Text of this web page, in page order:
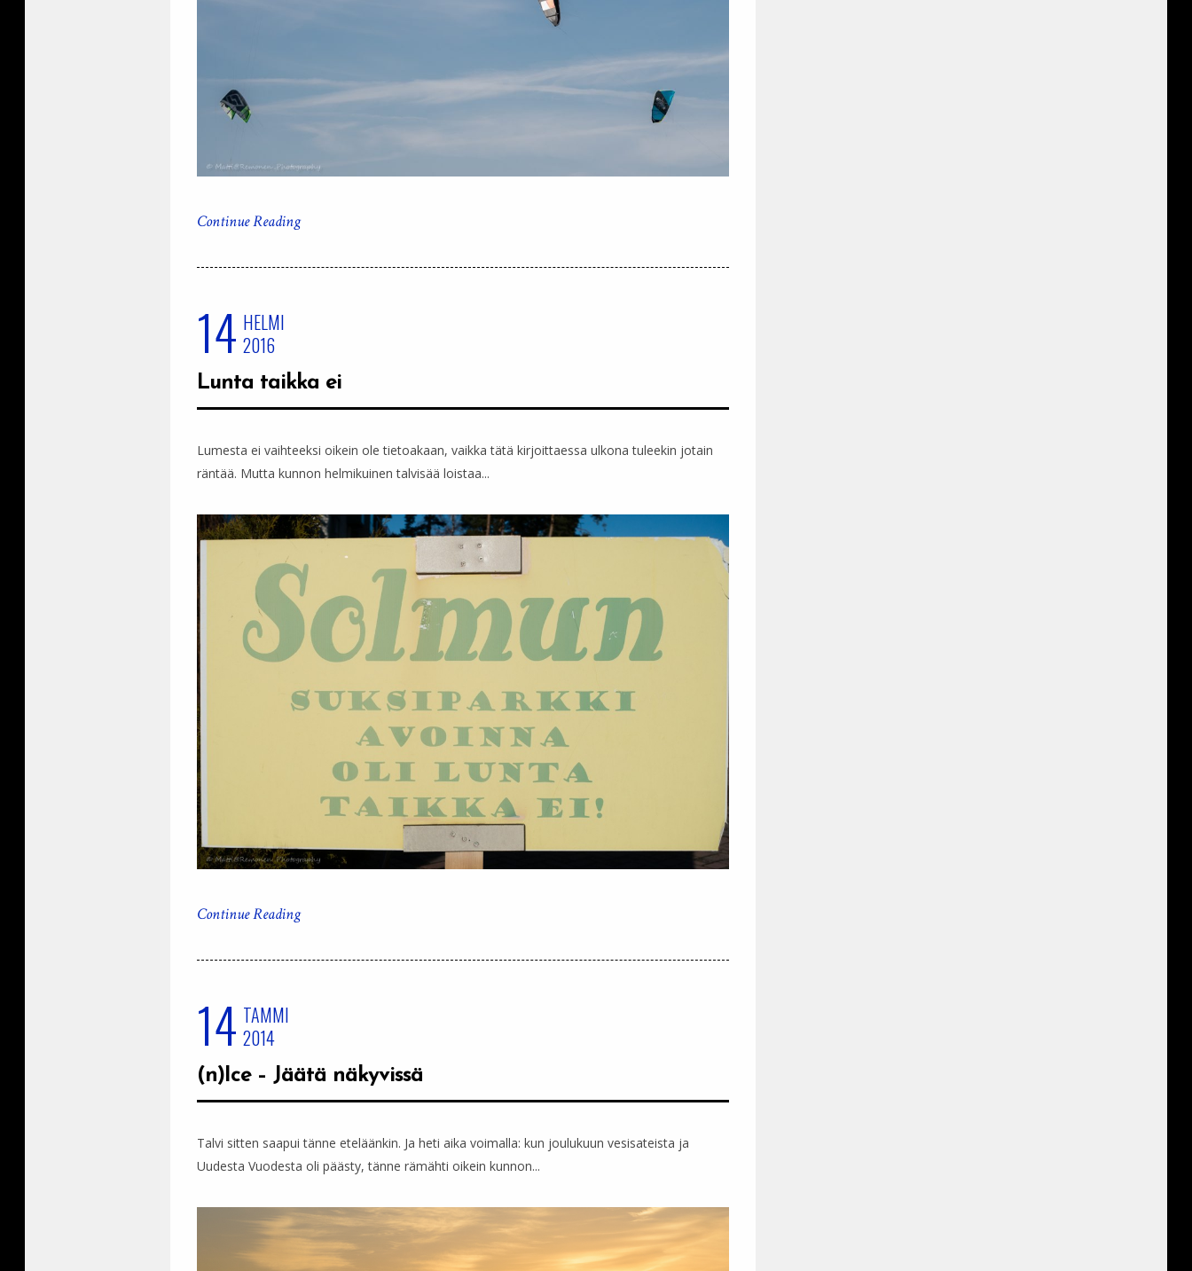
Continue Reading
14 HELMI
2016
Lunta taikka ei
Lumesta ei vaihteeksi oikein ole tietoakaan, vaikka tätä kirjoittaessa ulkona tuleekin jotain
räntää. Mutta kunnon helmikuinen talvisää loistaa...
Continue Reading
14 TAMMI
2014
(n)Ice – Jäätä näkyvissä
Talvi sitten saapui tänne eteläänkin. Ja heti aika voimalla: kun joulukuun vesisateista ja
Uudesta Vuodesta oli päästy, tänne rämähti oikein kunnon...